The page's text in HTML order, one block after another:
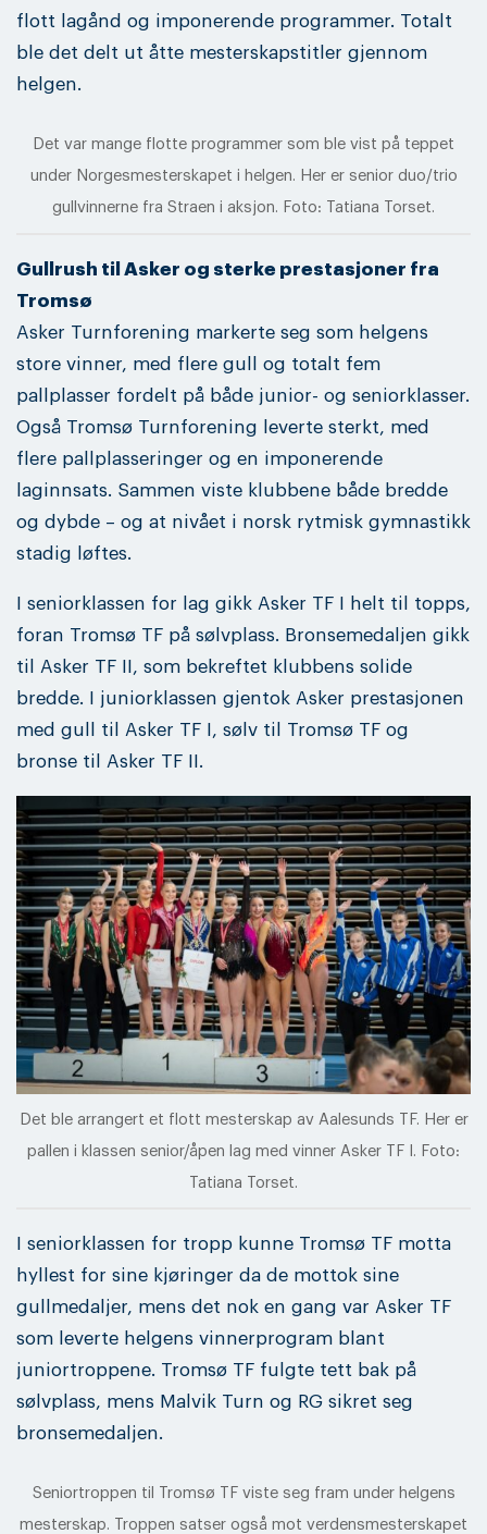
flott lagånd og imponerende programmer. Totalt
ble det delt ut åtte mesterskapstitler gjennom
helgen.
Det var mange flotte programmer som ble vist på teppet
under Norgesmesterskapet i helgen. Her er senior duo/trio
gullvinnerne fra Straen i aksjon. Foto: Tatiana Torset.
Gullrush til Asker og sterke prestasjoner fra
Tromsø
Asker Turnforening markerte seg som helgens
store vinner, med flere gull og totalt fem
pallplasser fordelt på både junior- og seniorklasser.
Også Tromsø Turnforening leverte sterkt, med
flere pallplasseringer og en imponerende
laginnsats. Sammen viste klubbene både bredde
og dybde – og at nivået i norsk rytmisk gymnastikk
stadig løftes.
I seniorklassen for lag gikk Asker TF I helt til topps,
foran Tromsø TF på sølvplass. Bronsemedaljen gikk
til Asker TF II, som bekreftet klubbens solide
bredde. I juniorklassen gjentok Asker prestasjonen
med gull til Asker TF I, sølv til Tromsø TF og
bronse til Asker TF II.
Det ble arrangert et flott mesterskap av Aalesunds TF. Her er
pallen i klassen senior/åpen lag med vinner Asker TF I. Foto:
Tatiana Torset.
I seniorklassen for tropp kunne Tromsø TF motta
hyllest for sine kjøringer da de mottok sine
gullmedaljer, mens det nok en gang var Asker TF
som leverte helgens vinnerprogram blant
juniortroppene. Tromsø TF fulgte tett bak på
sølvplass, mens Malvik Turn og RG sikret seg
bronsemedaljen.
Seniortroppen til Tromsø TF viste seg fram under helgens
mesterskap. Troppen satser også mot verdensmesterskapet